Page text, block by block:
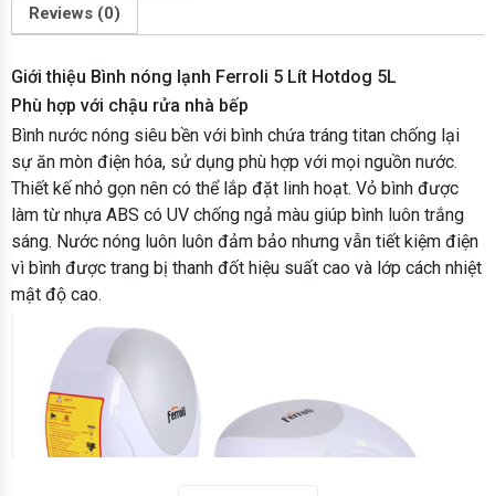
Reviews (0)
Giới thiệu Bình nóng lạnh Ferroli 5 Lít Hotdog 5L
Phù hợp với chậu rửa nhà bếp
Bình nước nóng siêu bền với bình chứa tráng titan chống lại
sự ăn mòn điện hóa, sử dụng phù hợp với mọi nguồn nước.
Thiết kế nhỏ gọn nên có thể lắp đặt linh hoạt. Vỏ bình được
làm từ nhựa ABS có UV chống ngả màu giúp bình luôn trắng
sáng. Nước nóng luôn luôn đảm bảo nhưng vẫn tiết kiệm điện
vì bình được trang bị thanh đốt hiệu suất cao và lớp cách nhiệt
mật độ cao.